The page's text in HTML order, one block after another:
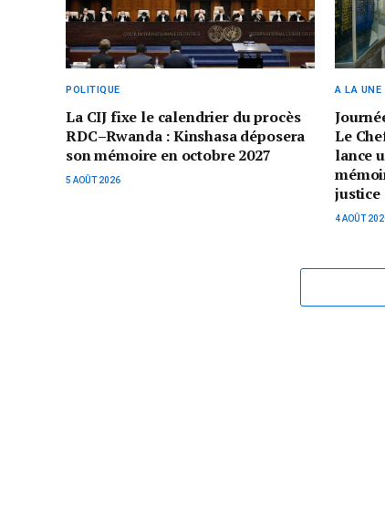
POLITIQUE
La CIJ fixe le calendrier du procès
RDC–Rwanda : Kinshasa déposera
son mémoire en octobre 2027
5 AOÛT 2026
A LA UNE
Le
lance
justice
4 AOÛT